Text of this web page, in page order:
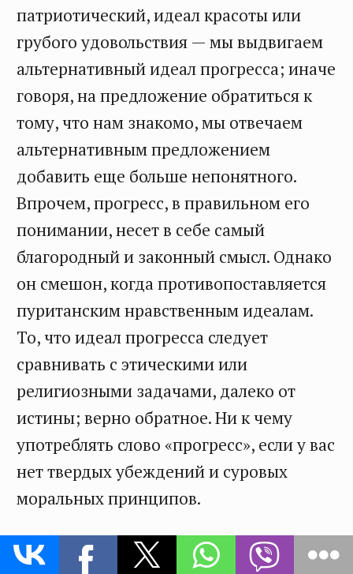
патриотический, идеал красоты или
грубого удовольствия — мы выдвигаем
альтернативный идеал прогресса; иначе
говоря, на предложение обратиться к
тому, что нам знакомо, мы отвечаем
альтернативным предложением
добавить еще больше непонятного.
Впрочем, прогресс, в правильном его
понимании, несет в себе самый
благородный и законный смысл. Однако
он смешон, когда противопоставляется
пуританским нравственным идеалам.
То, что идеал прогресса следует
сравнивать с этическими или
религиозными задачами, далеко от
истины; верно обратное. Ни к чему
употреблять слово «прогресс», если у вас
нет твердых убеждений и суровых
моральных принципов.
Невозможно выступать за прогресс, не
будучи доктринером; я почти готов